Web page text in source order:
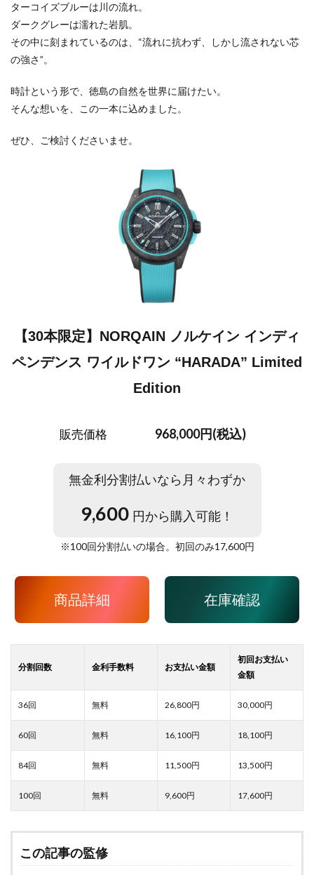
ターコイズブルーは川の流れ。
ダークグレーは濡れた岩肌。
その中に刻まれているのは、“流れに抗わず、しかし流されない芯
の強さ”。
時計という形で、徳島の自然を世界に届けたい。
そんな想いを、この一本に込めました。
ぜひ、ご検討くださいませ。
【30本限定】NORQAIN ノルケイン インディ
ペンデンス ワイルドワン “HARADA” Limited
Edition
販売価格 968,000円(税込)
無金利分割払いなら月々わずか
9,600 円から購入可能！
※100回分割払いの場合。初回のみ17,600円
商品詳細 在庫確認
26,800 30,000
16,100 18,100
11,500 13,500
9,600 17,600
この記事の監修